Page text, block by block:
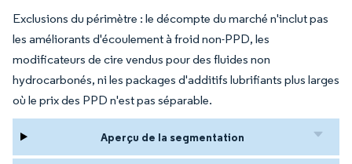
Exclusions du périmètre : le décompte du marché n'inclut pas
les améliorants d'écoulement à froid non-PPD, les
modificateurs de cire vendus pour des fluides non
hydrocarbonés, ni les packages d'additifs lubrifiants plus larges
où le prix des PPD n'est pas séparable.
Aperçu de la segmentation